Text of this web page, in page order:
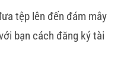
tệp lên đến đám mây
bạn cách đăng ký tài